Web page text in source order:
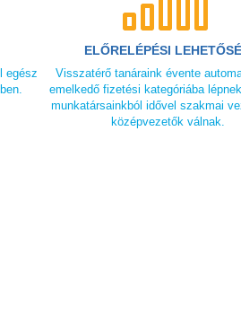
egész
ELŐRELÉPÉSI
Visszatérő tanáraink évente
emelkedő fizetési kategóriába
munkatársainkból idővel szakmai
középvezetők válnak.